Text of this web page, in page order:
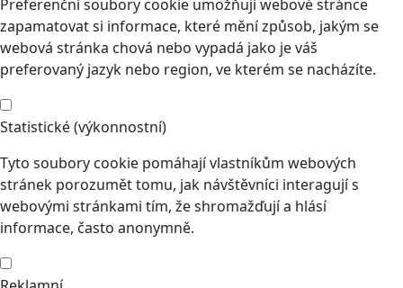
Preferenční soubory cookie umožňují webové stránce
zapamatovat si informace, které mění způsob, jakým se
webová stránka chová nebo vypadá jako je váš
preferovaný jazyk nebo region, ve kterém se nacházíte.
Statistické (výkonnostní)
Tyto soubory cookie pomáhají vlastníkům webových
stránek porozumět tomu, jak návštěvníci interagují s
webovými stránkami tím, že shromažďují a hlásí
informace, často anonymně.